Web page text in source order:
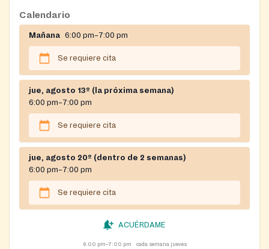
Calendario
Mañana 6:00 pm–7:00 pm
Se requiere cita
jue, agosto 13º (la próxima semana)
6:00 pm–7:00 pm
Se requiere cita
jue, agosto 20º (dentro de 2 semanas)
6:00 pm–7:00 pm
Se requiere cita
ACUÉRDAME
6:00 pm–7:00 pm cada semana jueves